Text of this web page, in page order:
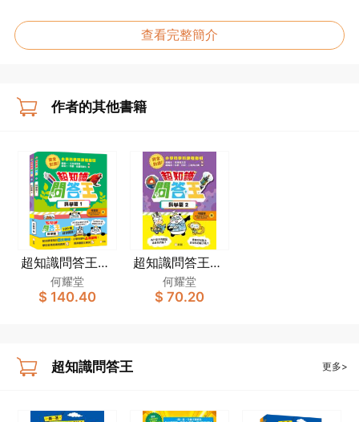
質、能量和變化」兩個範疇的問題，以一問一答的選擇題形式，為你破解很容
易混淆的科學疑難。本書備有詳盡的圖文解說，配合四格漫畫，以既專業又趣
查看完整簡介
作者的其他書籍
超知識問答王：
科學篇套裝（一
套2冊）
何耀堂
$ 140.40
超知識問答王：
科學篇2
何耀堂
$ 70.20
超知識問答王 更多>